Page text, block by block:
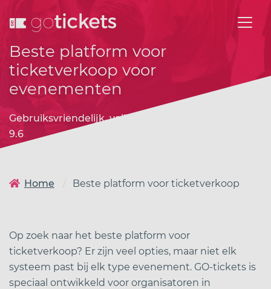
Beste platform voor
ticketverkoop voor
evenementen
Gebruiksvriendelijk, veilig en beoordeeld met een
9.6
Home Beste platform voor ticketverkoop
Op zoek naar het beste platform voor
ticketverkoop? Er zijn veel opties, maar niet elk
systeem past bij elk type evenement. GO-tickets is
speciaal ontwikkeld voor organisatoren in